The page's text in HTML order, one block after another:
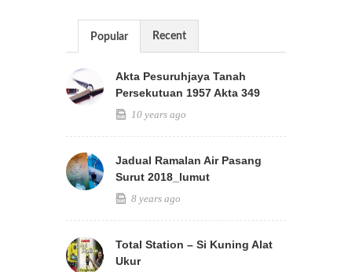
Popular Recent
Akta Pesuruhjaya Tanah
Persekutuan 1957 Akta 349
10 years ago
Jadual Ramalan Air Pasang
Surut 2018_lumut
8 years ago
Total Station – Si Kuning Alat
Ukur